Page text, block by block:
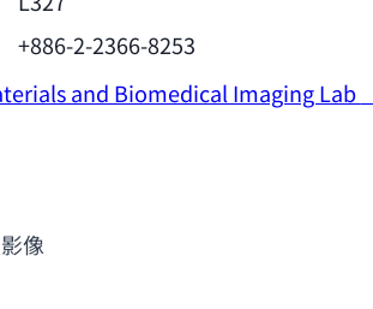
+886-2-2366-8253
and Biomedical Imaging Lab
像